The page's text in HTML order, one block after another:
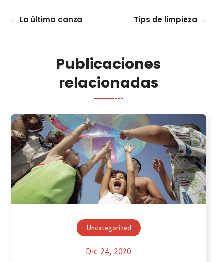
← La última danza Tips de limpieza →
Publicaciones
relacionadas
Uncategorized
Dic 24, 2020